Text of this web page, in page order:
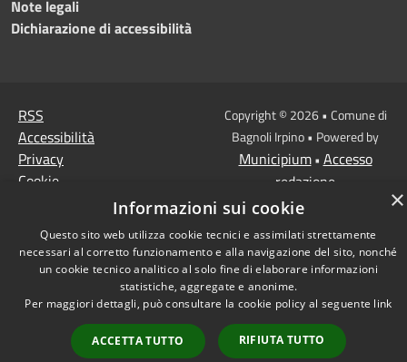
Note legali
Dichiarazione di accessibilità
RSS
Accessibilità
Privacy
Cookie
Copyright © 2026 • Comune di
Bagnoli Irpino • Powered by
Municipium• Accesso
redazione
×
Informazioni sui cookie
Questo sito web utilizza cookie tecnici e assimilati strettamente
necessari al corretto funzionamento e alla navigazione del sito, nonché
un cookie tecnico analitico al solo fine di elaborare informazioni
statistiche, aggregate e anonime.
Per maggiori dettagli, può consultare la cookie policy al seguente link
ACCETTA TUTTO RIFIUTA TUTTO